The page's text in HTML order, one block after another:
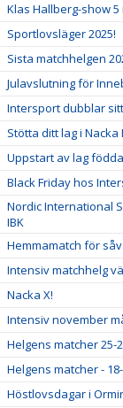
Klas Hallberg-show
Sportlovsläger 2025!
Sista matchhelgen
Julavslutning för
Intersport dubblar
Stötta ditt lag i Nacka
Uppstart av lag
Black Friday hos
Nordic International
IBK
Hemmamatch för
Intensiv matchhelg
Nacka X!
Intensiv november
Helgens matcher 25-
Helgens matcher -
Höstlovsdagar i